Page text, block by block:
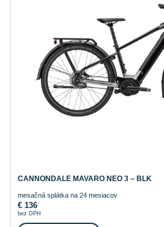
CANNONDALE MAVARO NEO 3 – BLK
mesačná splátka na 24 mesiacov
€136
bez DPH